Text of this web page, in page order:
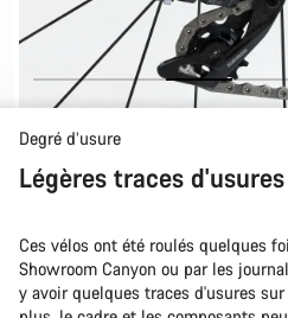
Degré d’usure
Légères traces d'usures
Ces vélos ont été roulés quelques
Showroom Canyon ou par les
y avoir quelques traces d'usures
Besoin d’aide ?
Nos experts du service